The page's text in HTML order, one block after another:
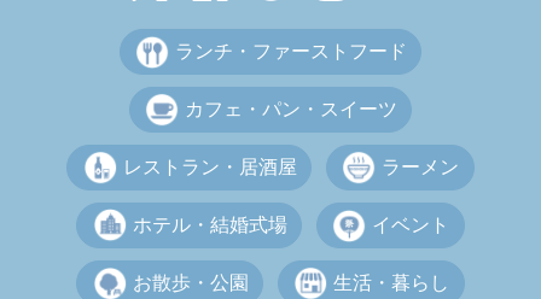
ランチ・ファーストフード
カフェ・パン・スイーツ
レストラン・居酒屋 ラーメン
ホテル・結婚式場 イベント
お散歩・公園 生活・暮らし